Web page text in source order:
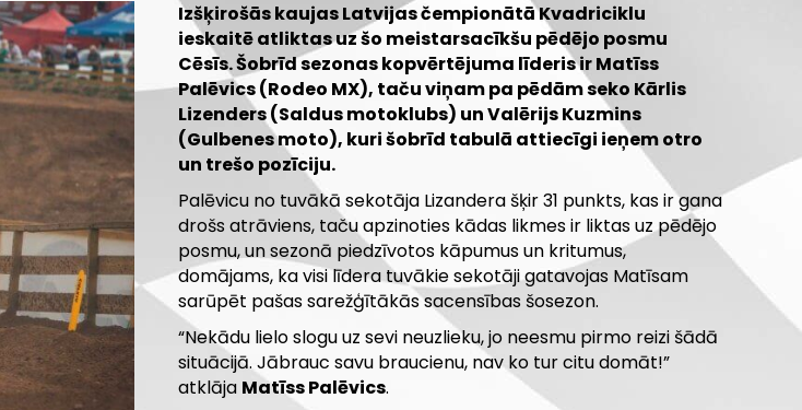
Izšķirošās kaujas Latvijas čempionātā Kvadriciklu
ieskaitē atliktas uz šo meistarsacīkšu pēdējo posmu
Cēsīs. Šobrīd sezonas kopvērtējuma līderis ir Matīss
Palēvics (Rodeo MX), taču viņam pa pēdām seko Kārlis
Lizenders (Saldus motoklubs) un Valērijs Kuzmins
(Gulbenes moto), kuri šobrīd tabulā attiecīgi ieņem otro
un trešo pozīciju.
Palēvicu no tuvākā sekotāja Lizandera šķir 31 punkts, kas ir gana
drošs atrāviens, taču apzinoties kādas likmes ir liktas uz pēdējo
posmu, un sezonā piedzīvotos kāpumus un kritumus,
domājams, ka visi līdera tuvākie sekotāji gatavojas Matīsam
sarūpēt pašas sarežģītākās sacensības šosezon.
“Nekādu lielo slogu uz sevi neuzlieku, jo neesmu pirmo reizi šādā
situācijā. Jābrauc savu braucienu, nav ko tur citu domāt!”
atklāja Matīss Palēvics.